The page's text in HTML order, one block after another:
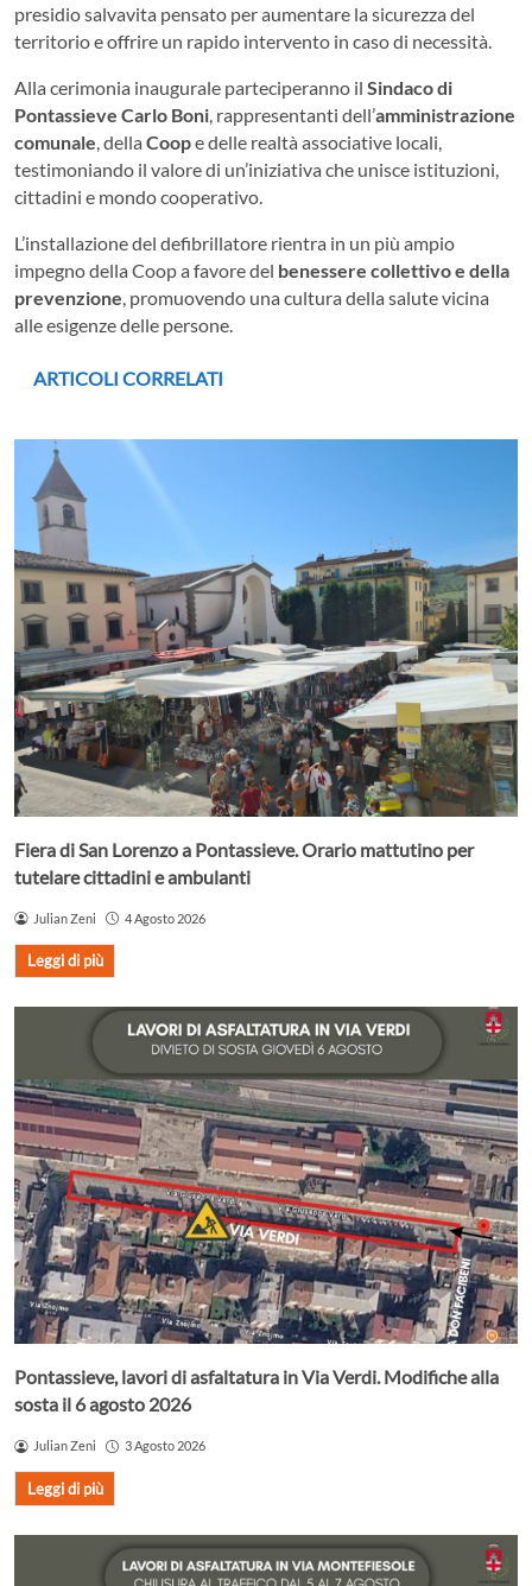
presidio salvavita pensato per aumentare la sicurezza del
territorio e offrire un rapido intervento in caso di necessità.
Alla cerimonia inaugurale parteciperanno il Sindaco di
Pontassieve Carlo Boni, rappresentanti dell’amministrazione
comunale, della Coope delle realtà associative locali,
testimoniando il valore di un’iniziativa che unisce istituzioni,
cittadini e mondo cooperativo.
L’installazione del defibrillatore rientra in un più ampio
impegno della Coop a favore del benessere collettivo e della
prevenzione, promuovendo una cultura della salute vicina
alle esigenze delle persone.
ARTICOLI CORRELATI
Fiera di San Lorenzo a Pontassieve. Orario mattutino per
tutelare cittadini e ambulanti
Julian Zeni 4 Agosto 2026
Leggi di più
Pontassieve, lavori di asfaltatura in Via Verdi. Modifiche alla
sosta il 6 agosto 2026
Julian Zeni 3 Agosto 2026
Leggi di più